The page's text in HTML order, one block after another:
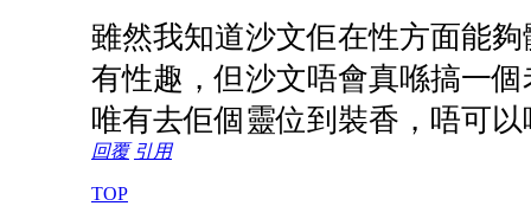
雖然我知道沙文佢在性方面能
有性趣，但沙文唔會真喺搞一
唯有去佢個靈位到裝香，唔可
回覆 引用
TOP